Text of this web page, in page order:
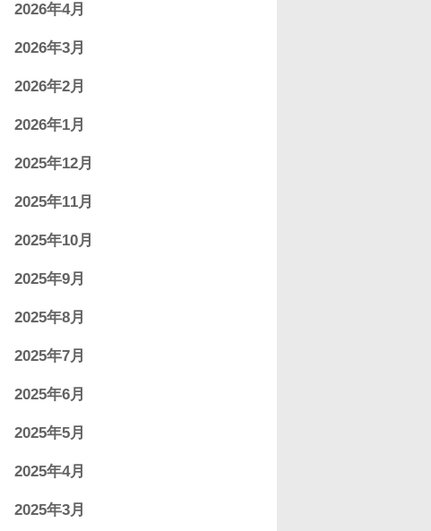
2026年4月
2026年3月
2026年2月
2026年1月
2025年12月
2025年11月
2025年10月
2025年9月
2025年8月
2025年7月
2025年6月
2025年5月
2025年4月
2025年3月